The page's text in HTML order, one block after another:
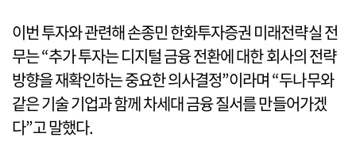
이번 투자와 관련해 손종민 한화투자증권 미래전략실 전
무는 “추가 투자는 디지털 금융 전환에 대한 회사의 전략
방향을 재확인하는 중요한 의사결정”이라며 “두나무와
같은 기술 기업과 함께 차세대 금융 질서를 만들어가겠
다”고 말했다.